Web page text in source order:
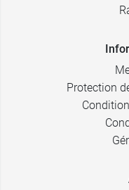
Protection